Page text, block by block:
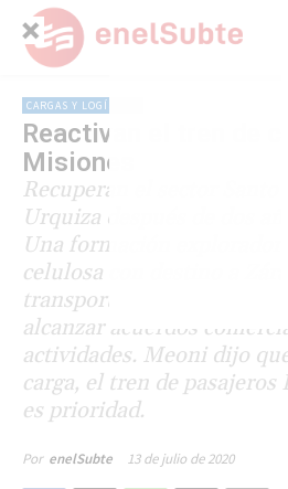
CARGAS Y LOGÍSTICA
Reactivan el tren de
Misiones
Recuperan el sector
Urquiza después de dos
Una formación
celulosa con destino a
transportar agua mineral
alcanzar acuerdos
actividades. Meoni dijo
carga, el tren de pasajeros
es prioridad.
Por enelSubte 13 de julio de 2020